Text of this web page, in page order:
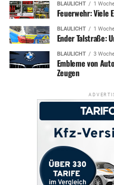
BLAULICHT 1
Feuerwehr: Viele
BLAULICHT 1
Ender Talstraße:
BLAULICHT 3
Embleme von
Zeugen